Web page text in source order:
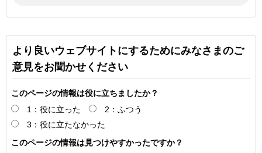
より良いウェブサイトにするためにみなさまのご
意見をお聞かせください
このページの情報は役に立ちましたか？
1：役に立った
2：ふつう
3：役に立たなかった
このページの情報は見つけやすかったですか？